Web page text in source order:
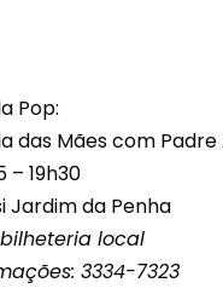
Pop:
das Mães com
– 19h30
Jardim da Penha
local
3334-7323